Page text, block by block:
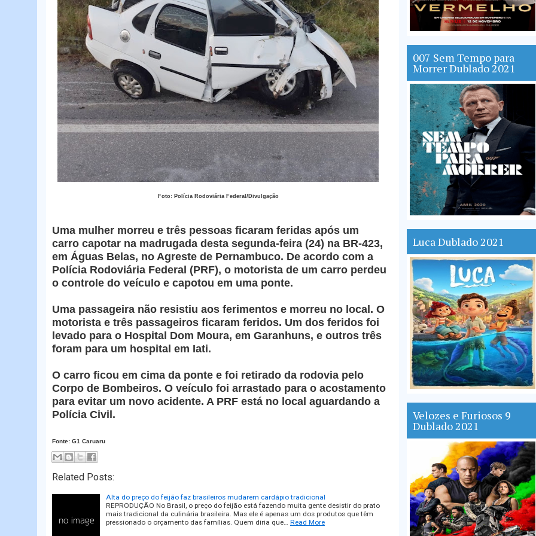
Foto: Polícia Rodoviária Federal/Divulgação
Uma mulher morreu e três pessoas ficaram feridas após um
carro capotar na madrugada desta segunda-feira (24) na BR-423,
em Águas Belas, no Agreste de Pernambuco. De acordo com a
Polícia Rodoviária Federal (PRF), o motorista de um carro perdeu
o controle do veículo e capotou em uma ponte.
Uma passageira não resistiu aos ferimentos e morreu no local. O
motorista e três passageiros ficaram feridos. Um dos feridos foi
levado para o Hospital Dom Moura, em Garanhuns, e outros três
foram para um hospital em Iati.
O carro ficou em cima da ponte e foi retirado da rodovia pelo
Corpo de Bombeiros. O veículo foi arrastado para o acostamento
para evitar um novo acidente. A PRF está no local aguardando a
Polícia Civil.
Fonte: G1 Caruaru
Related Posts:
Alta do preço do feijão faz brasileiros mudarem cardápio tradicional
REPRODUÇÃO No Brasil, o preço do feijão está fazendo muita gente desistir do prato
mais tradicional da culinária brasileira. Mas ele é apenas um dos produtos que têm
pressionado o orçamento das famílias. Quem diria que… Read More
007 Sem Tempo para
Morrer Dublado 2021
Luca Dublado 2021
Velozes e Furiosos 9
Dublado 2021